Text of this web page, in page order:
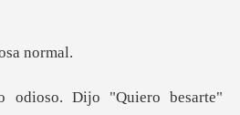
besarte"